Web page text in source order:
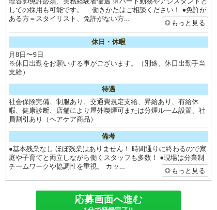
しての採用も可能です。 働きかたはご相談ください！ ●免許が
ある方＝スタイリスト、免許がない方...
もっと見る
休日・休暇
月8日〜9日
※休日出勤をお願いする事がございます。（別途、休日出勤手当
支給）
待遇
社会保険完備、制服あり、交通費規定支給、昇給あり、有給休
暇、健康診断、店舗により屋外喫煙可または分煙ルーム設置、社
員割引あり（ヘアケア商品）
備考
●基本残業なし ほぼ残業はありません！ 時間通りに終わるので家
庭や子育てと両立しながら働くスタッフも多数！ ●現場は分業制
チームワークや協調性を重視。 カッ...
もっと見る
応募画面へ進む